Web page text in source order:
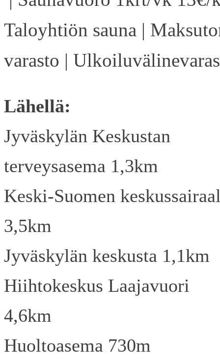
Taloyhtiön sauna |
varasto |
Lähellä:
Jyväskylän Keskustan
terveysasema 1,3km
Keski-Suomen
3,5km
Jyväskylän keskusta 1,1km
Hiihtokeskus Laajavuori
4,6km
Huoltoasema 730m